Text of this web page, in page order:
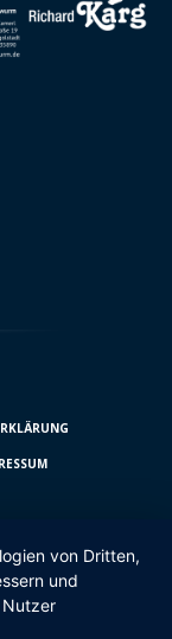
von Dritten,
und